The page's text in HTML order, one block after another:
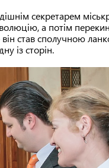
секретарем
а потім
він став сполучною
із сторін.